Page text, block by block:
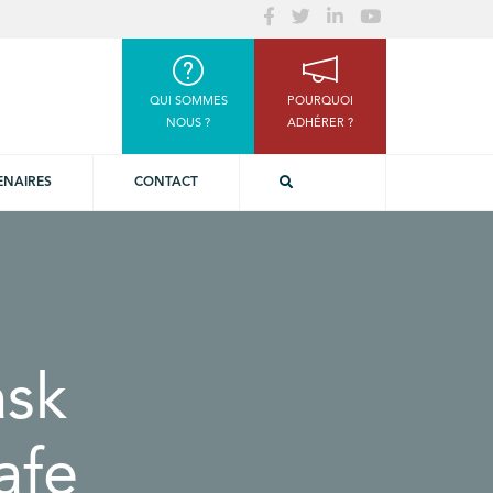
QUI SOMMES
NOUS ?
POURQUOI
ADHÉRER ?
CONTACT